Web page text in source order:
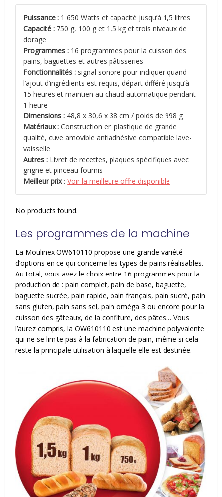
Puissance : 1 650 Watts et capacité jusqu’à 1,5 litres
Capacité : 750 g, 100 g et 1,5 kg et trois niveaux de
dorage
Programmes : 16 programmes pour la cuisson des
pains, baguettes et autres pâtisseries
Fonctionnalités : signal sonore pour indiquer quand
l’ajout d’ingrédients est requis, départ différé jusqu’à
15 heures et maintien au chaud automatique pendant
1 heure
Dimensions : 48,8 x 30,6 x 38 cm / poids de 998 g
Matériaux : Construction en plastique de grande
qualité, cuve amovible antiadhésive compatible lave-
vaisselle
Autres : Livret de recettes, plaques spécifiques avec
grigne et pinceau fournis
Meilleur prix:Voir la meilleure offre disponible
No products found.
Les programmes de la machine
La Moulinex OW610110 propose une grande variété
d’options en ce qui concerne les types de pains réalisables.
Au total, vous avez le choix entre 16 programmes pour la
production de : pain complet, pain de base, baguette,
baguette sucrée, pain rapide, pain français, pain sucré, pain
sans gluten, pain sans sel, pain oméga 3 ou encore pour la
cuisson des gâteaux, de la confiture, des pâtes… Vous
l’aurez compris, la OW610110 est une machine polyvalente
qui ne se limite pas à la fabrication de pain, même si cela
reste la principale utilisation à laquelle elle est destinée.